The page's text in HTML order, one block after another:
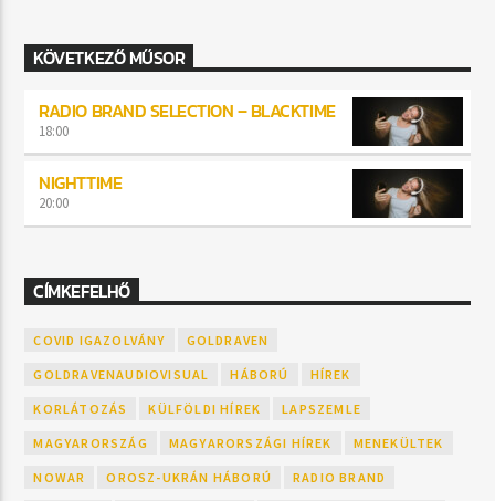
KÖVETKEZŐ MŰSOR
RADIO BRAND SELECTION – BLACKTIME
18:00
NIGHTTIME
20:00
CÍMKEFELHŐ
COVID IGAZOLVÁNY GOLDRAVEN
GOLDRAVENAUDIOVISUAL HÁBORÚ HÍREK
KORLÁTOZÁS KÜLFÖLDI HÍREK LAPSZEMLE
MAGYARORSZÁG MAGYARORSZÁGI HÍREK MENEKÜLTEK
NOWAR OROSZ-UKRÁN HÁBORÚ RADIO BRAND